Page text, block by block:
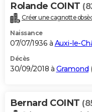
Rolande COINT
Créer une cagnotte
Naissance
07/07/1936 à Auxi-le-
Décès
30/09/2018 à Gramond (
Bernard COINT